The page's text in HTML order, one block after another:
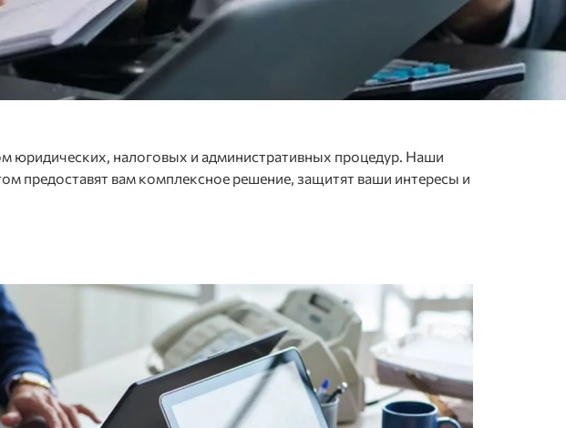
юридических, налоговых и административных процедур. Наши
предоставят вам комплексное решение, защитят ваши интересы и